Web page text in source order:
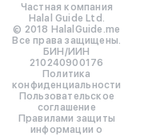
Частная компания
Halal Guide Ltd.
© 2018 HalalGuide.me
Все права защищены.
БИН/ИИН
210240900176
Политика
конфиденциальности
Пользовательское
соглашение
Правилами защиты
информации о